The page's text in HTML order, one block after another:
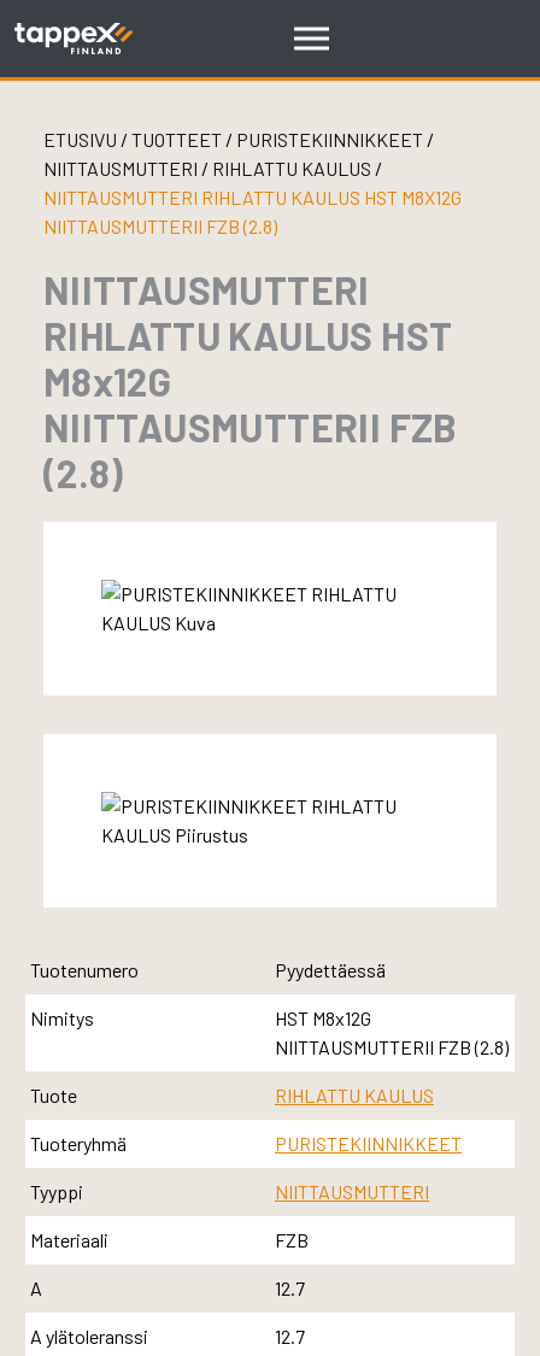
ETUSIVU / TUOTTEET/ PURISTEKIINNIKKEET /
NIITTAUSMUTTERI / RIHLATTU KAULUS /
NIITTAUSMUTTERI RIHLATTU KAULUS HST M8X12G
NIITTAUSMUTTERII FZB (2.8)
NIITTAUSMUTTERI
RIHLATTU KAULUS HST
M8x12G
NIITTAUSMUTTERII FZB
(2.8)
Tuotenumero Pyydettäessä
Nimitys
HST M8x12G
NIITTAUSMUTTERII FZB (2.8)
Tuote RIHLATTU KAULUS
Tuoteryhmä PURISTEKIINNIKKEET
Tyyppi NIITTAUSMUTTERI
Materiaali FZB
A 12.7
A ylätoleranssi 12.7